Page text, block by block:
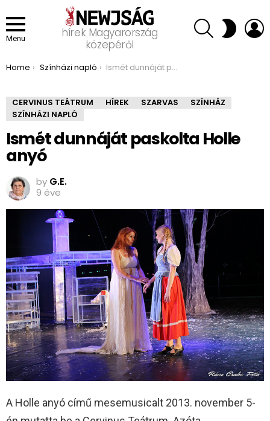
Menu
hírek Magyarország
közepéről
SEARCH SWITCH
SKIN
You are here:
Home Színházi napló Ismét dunnáját paskolta Holle anyó
CERVINUS TEÁTRUM HÍREK SZARVAS
SZÍNHÁZ
SZÍNHÁZI NAPLÓ
Ismét dunnáját paskolta Holle
anyó
by G.E.
9 éve
A Holle anyó című mesemusicalt 2013. november 5-